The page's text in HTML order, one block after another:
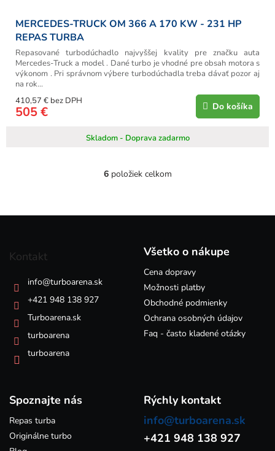
MERCEDES-TRUCK OM 366 A 170 KW - 231 HP
REPAS TURBA
Skladom - Doprava zadarmo
410,57 € bez DPH
505 € Do košíka
Repasované turbodúchadlo najvyššej kvality pre značku auta
Mercedes-Truck a model . Dané turbo je vhodné pre obsah motora s
výkonom . Pri správnom výbere turbodúchadla treba dávať pozor aj
na rok...
O
á
6položiek celkom
Z
Kontakt
info@turboarena.sk
+421 948 138 927
Turboarena.sk
turboarena
turboarena
Všetko o nákupe
Cena dopravy
Možnosti platby
Obchodné podmienky
Ochrana osobných údajov
Faq - často kladené otázky
Spoznajte nás
Repas turba
Originálne turbo
Rýchly kontakt
info@turboarena.sk
+421 948 138 927